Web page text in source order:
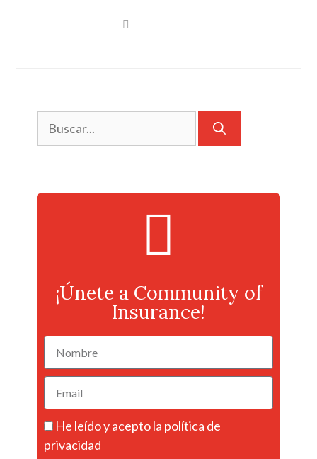
¡Únete a Community of
Insurance!
He leído y acepto la política de
privacidad